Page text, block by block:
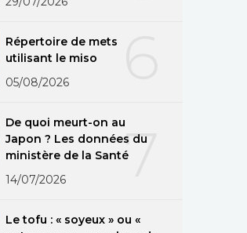
Répertoire de mets
utilisant le miso
05/08/2026
7
De quoi meurt-on au
Japon ? Les données du
ministère de la Santé
14/07/2026
Le tofu : « soyeux » ou «